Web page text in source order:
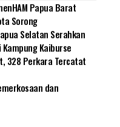
Papua Barat
Sorong
Selatan Serahkan
Kaiburse
328 Perkara Tercatat
dan